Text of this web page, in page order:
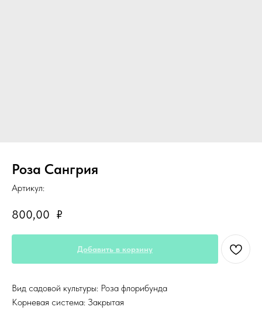
Роза Сангрия
Артикул:
800,00 ₽
Добавить в корзину
Вид садовой культуры: Роза флорибунда
Корневая система: Закрытая